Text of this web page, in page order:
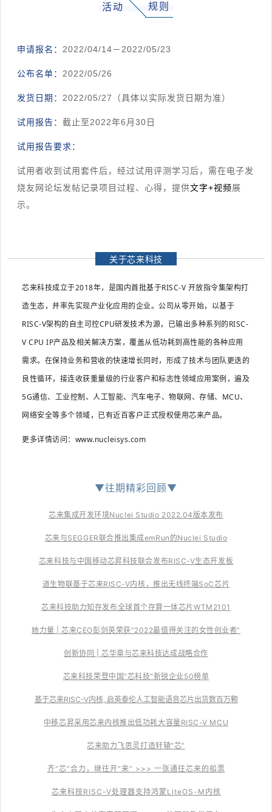
活动 规则
申请报名： 2022/04/14－2022/05/23
公布名单： 2022/05/26
发货日期： 2022/05/27（具体以实际发货日期为准）
试用报告： 截止至2022年6月30日
试用报告要求：
试用者收到试用套件后，经过试用评测学习后，需在电子发
烧友网论坛发帖记录项目过程、心得，提供文字+视频展
示。
关于芯来科技
芯来科技成立于2018年，是国内首批基于RISC-V 开放指令集架构打
造生态，并率先实现产业化应用的企业。公司从零开始，以基于
RISC-V架构的自主可控CPU研发技术为源，已输出多种系列的RISC-
V CPU IP产品及相关解决方案，覆盖从低功耗到高性能的各种应用
需求。在保持业务和营收的快速增长同时，形成了技术与团队更迭的
良性循环，接连收获重量级的行业客户和标志性领域应用案例，遍及
5G通信、工业控制、人工智能、汽车电子、物联网、存储、MCU、
网络安全等多个领域，已有近百客户正式授权使用芯来产品。
更多详情访问： www.nucleisys.com
▼往期精彩回顾▼
芯来集成开发环境Nuclei Studio 2022.04版本发布
芯来与SEGGER联合推出集成emRun的Nuclei Studio
芯来科技与中国移动芯昇科技联合发布RISC-V生态开发板
道生物联基于芯来RISC-V内核，推出无线终端SoC芯片
芯来科技助力知存发布全球首个存算一体芯片WTM2101
她力量 | 芯来CEO彭剑英荣获“2022最值得关注的女性创业者”
创新协同 | 芯华章与芯来科技达成战略合作
芯来科技荣登中国"芯科技"新锐企业50榜单
基于芯来RISC-V内核, 启英泰伦人工智能语音芯片出货数百万颗
中移芯昇采用芯来内核推出低功耗大容量RISC-V MCU
芯来助力飞思灵打造轩辕“芯”
齐“芯”合力，继往开“来” >>> 一张通往芯来的船票
芯来科技RISC-V处理器支持鸿蒙LiteOS-M内核